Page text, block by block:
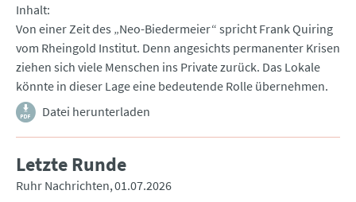
Inhalt
Von einer Zeit des „Neo-Biedermeier“ spricht Frank Quiring
vom Rheingold Institut. Denn angesichts permanenter Krisen
ziehen sich viele Menschen ins Private zurück. Das Lokale
könnte in dieser Lage eine bedeutende Rolle übernehmen.
Datei herunterladen
Letzte Runde
Ruhr Nachrichten 01.07.2026